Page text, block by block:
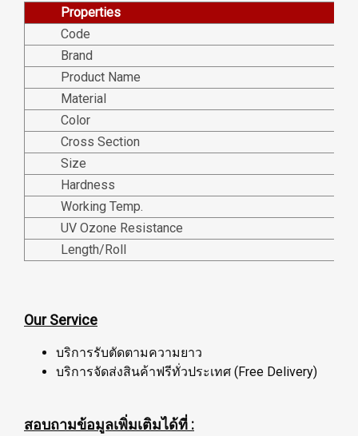
Properties
Code
Brand
Product Name
Material
Color
Cross Section
Size
Hardness
Working Temp.
UV Ozone Resistance
Length/Roll
Our Service
บริการรับตัดตามความยาว
บริการจัดส่งสินค้าฟรีทั่วประเทศ (Free Delivery)
สอบถามข้อมูลเพิ่มเติมได้ที่ :